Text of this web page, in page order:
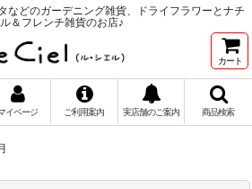
などのガーデニング雑貨、ドライフラワーとナチ
＆フレンチ雑貨のお店♪
カート
イページ ご利用案内 実店舗のご案内 商品検索